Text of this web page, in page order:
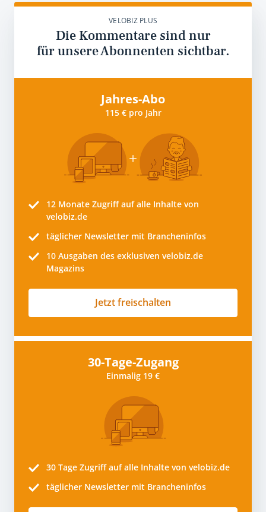
VELOBIZ PLUS
Die Kommentare sind nur
für unsere Abonnenten sichtbar.
Jahres-Abo
115 € pro Jahr
12 Monate Zugriff auf alle Inhalte von
velobiz.de
täglicher Newsletter mit Brancheninfos
10 Ausgaben des exklusiven velobiz.de
Magazins
Jetzt freischalten
30-Tage-Zugang
Einmalig 19 €
30 Tage Zugriff auf alle Inhalte von velobiz.de
täglicher Newsletter mit Brancheninfos